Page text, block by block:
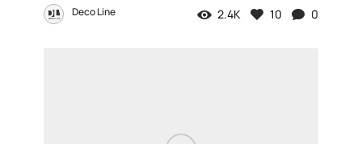
Deco Line 2.4K 10 0